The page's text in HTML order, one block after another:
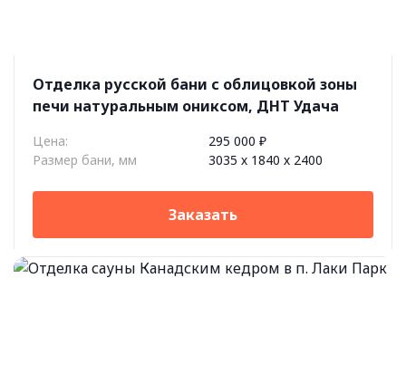
Отделка русской бани с облицовкой зоны
печи натуральным ониксом, ДНТ Удача
Цена:
295 000 ₽
Размер бани, мм
3035 х 1840 х 2400
Заказать